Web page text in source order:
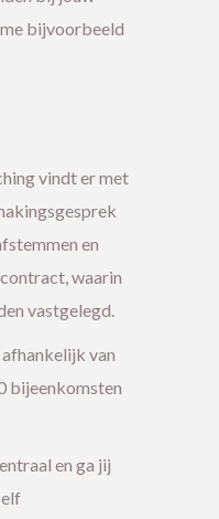
bijvoorbeeld
vindt er met
en
waarin
vastgelegd.
van
bijeenkomsten
en ga jij